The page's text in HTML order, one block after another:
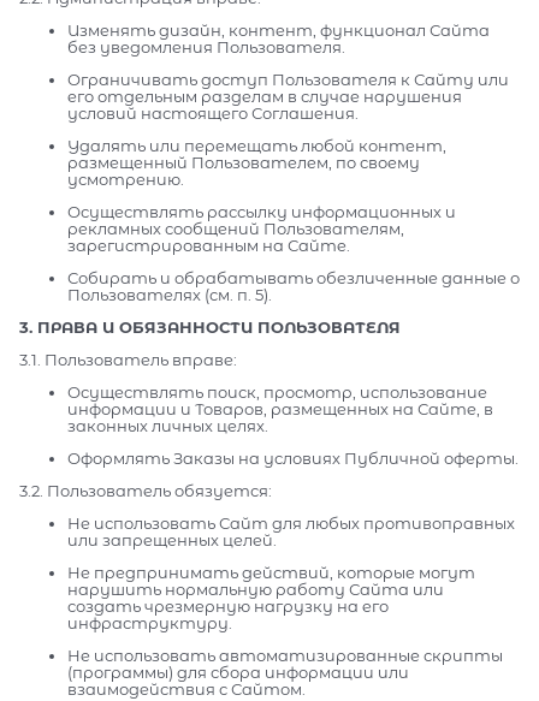
Изменять дизайн, контент, функционал Сайта
без уведомления Пользователя.
Ограничивать доступ Пользователя к Сайту или
его отдельным разделам в случае нарушения
условий настоящего Соглашения.
Удалять или перемещать любой контент,
размещенный Пользователем, по своему
усмотрению.
Осуществлять рассылку информационных и
рекламных сообщений Пользователям,
зарегистрированным на Сайте.
Собирать и обрабатывать обезличенные данные о
Пользователях (см. п. 5).
3. ПРАВА И ОБЯЗАННОСТИ ПОЛЬЗОВАТЕЛЯ
3.1. Пользователь вправе:
Осуществлять поиск, просмотр, использование
информации и Товаров, размещенных на Сайте, в
законных личных целях.
Оформлять Заказы на условиях Публичной оферты.
3.2. Пользователь обязуется:
Не использовать Сайт для любых противоправных
или запрещенных целей.
Не предпринимать действий, которые могут
нарушить нормальную работу Сайта или
создать чрезмерную нагрузку на его
инфраструктуру.
Не использовать автоматизированные скрипты
(программы) для сбора информации или
взаимодействия с Сайтом.